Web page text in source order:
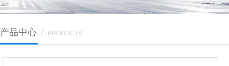
产品中心 / PRODUCTS